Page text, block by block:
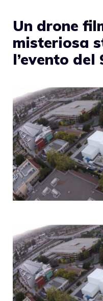
Un drone
misteriosa
l’evento del